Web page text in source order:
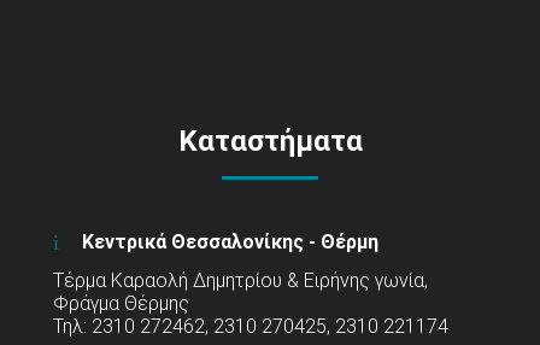
Καταστήματα
Κεντρικά Θεσσαλονίκης - Θέρμη
Τέρμα Καραολή Δημητρίου & Ειρήνης γωνία,
Φράγμα Θέρμης
Τηλ: 2310 272462, 2310 270425, 2310 221174